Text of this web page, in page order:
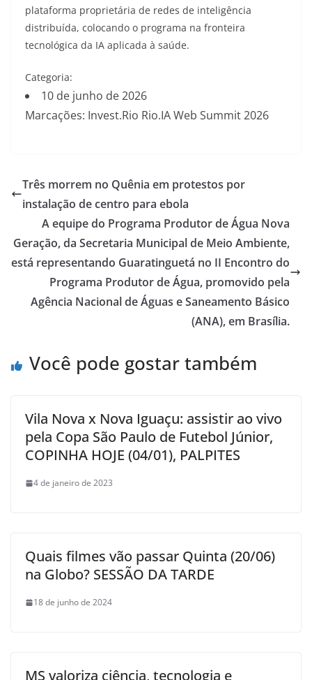
plataforma proprietária de redes de inteligência
distribuída, colocando o programa na fronteira
tecnológica da IA aplicada à saúde.
Categoria:
10 de junho de 2026
Marcações: Invest.Rio Rio.IA Web Summit 2026
Três morrem no Quênia em protestos por
instalação de centro para ebola
A equipe do Programa Produtor de Água Nova
Geração, da Secretaria Municipal de Meio Ambiente,
está representando Guaratinguetá no II Encontro do
Programa Produtor de Água, promovido pela
Agência Nacional de Águas e Saneamento Básico
(ANA), em Brasília.
Você pode gostar também
Vila Nova x Nova Iguaçu: assistir ao vivo
pela Copa São Paulo de Futebol Júnior,
COPINHA HOJE (04/01), PALPITES
4 de janeiro de 2023
Quais filmes vão passar Quinta (20/06)
na Globo? SESSÃO DA TARDE
18 de junho de 2024
MS valoriza ciência, tecnologia e